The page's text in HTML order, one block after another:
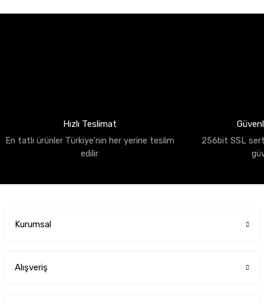
Hızlı Teslimat
En tatlı ürünler Türkiye'nin her yerine teslim
edilir
256bit SSL
Kurumsal
Alışveriş